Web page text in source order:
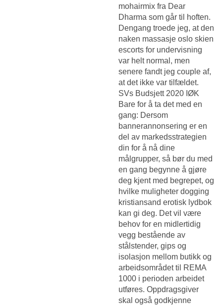
mohairmix fra Dear
Dharma som går til hoften.
Dengang troede jeg, at den
naken massasje oslo skien
escorts for undervisning
var helt normal, men
senere fandt jeg couple af,
at det ikke var tilfældet.
SVs Budsjett 2020 IØK
Bare for å ta det med en
gang: Dersom
bannerannonsering er en
del av markedsstrategien
din for å nå dine
målgrupper, så bør du med
en gang begynne å gjøre
deg kjent med begrepet, og
hvilke muligheter dogging
kristiansand erotisk lydbok
kan gi deg. Det vil være
behov for en midlertidig
vegg bestående av
stålstender, gips og
isolasjon mellom butikk og
arbeidsområdet til REMA
1000 i perioden arbeidet
utføres. Oppdragsgiver
skal også godkjenne